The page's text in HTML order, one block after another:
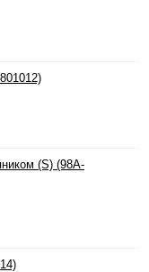
(S) (98A-